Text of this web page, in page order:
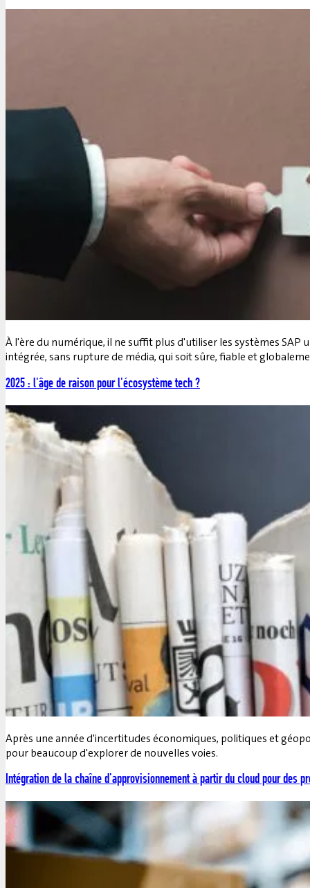
À l'ère du numérique, il ne suffit plus d'utiliser les systèmes
intégrée, sans rupture de média, qui soit sûre, fiable et
2025 : l'âge de raison pour l'écosystème tech ?
Après une année d'incertitudes économiques, politiques et
pour beaucoup d'explorer de nouvelles voies.
Intégration de la chaîne d'approvisionnement à partir du cloud pour des